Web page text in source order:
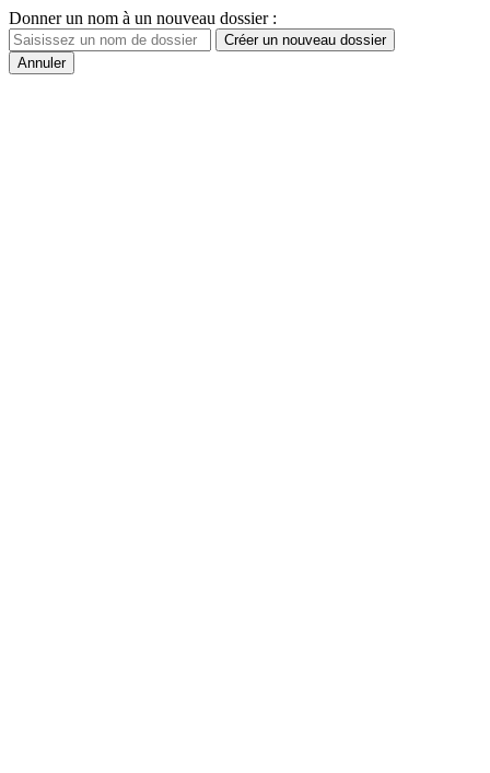
Donner un nom à un nouveau dossier :
Créer un nouveau dossier
Annuler